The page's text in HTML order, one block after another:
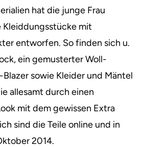
hat die junge Frau
mit
entworfen. So finden sich u.
ein gemusterter Woll-
sowie Kleider und Mäntel
allesamt durch einen
mit dem gewissen Extra
sind die Teile online und in
2014.